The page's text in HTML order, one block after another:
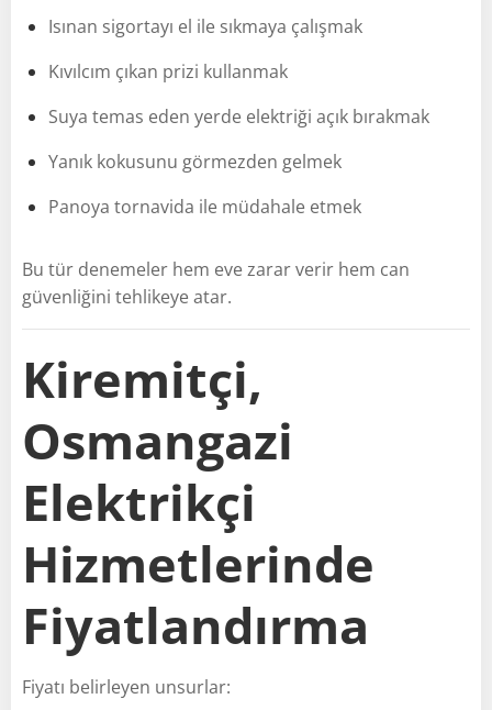
Isınan sigortayı el ile sıkmaya çalışmak
Kıvılcım çıkan prizi kullanmak
Suya temas eden yerde elektriği açık bırakmak
Yanık kokusunu görmezden gelmek
Panoya tornavida ile müdahale etmek
Bu tür denemeler hem eve zarar verir hem can
güvenliğini tehlikeye atar.
Kiremitçi,
Osmangazi
Elektrikçi
Hizmetlerinde
Fiyatlandırma
Fiyatı belirleyen unsurlar: